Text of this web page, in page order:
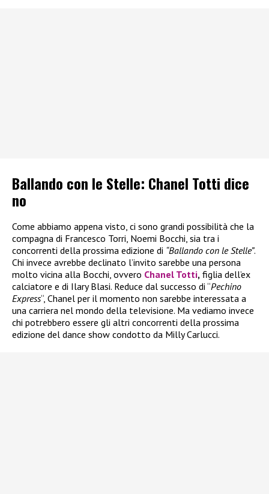
Ballando con le Stelle: Chanel Totti dice
no
Come abbiamo appena visto, ci sono grandi possibilità che la
compagna di Francesco Torri, Noemi Bocchi, sia tra i
concorrenti della prossima edizione di “Ballando con le Stelle”.
Chi invece avrebbe declinato l’invito sarebbe una persona
molto vicina alla Bocchi, ovvero Chanel Totti, figlia dell’ex
calciatore e di Ilary Blasi. Reduce dal successo di “Pechino
Express“, Chanel per il momento non sarebbe interessata a
una carriera nel mondo della televisione. Ma vediamo invece
chi potrebbero essere gli altri concorrenti della prossima
edizione del dance show condotto da Milly Carlucci.